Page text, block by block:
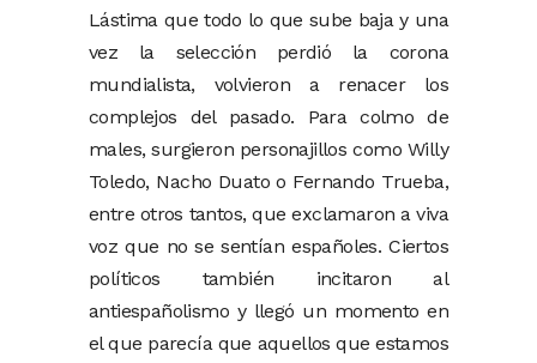
Lástima que todo lo que sube baja y una
vez la selección perdió la corona
mundialista, volvieron a renacer los
complejos del pasado. Para colmo de
males, surgieron personajillos como Willy
Toledo, Nacho Duato o Fernando Trueba,
entre otros tantos, que exclamaron a viva
voz que no se sentían españoles. Ciertos
políticos también incitaron al
antiespañolismo y llegó un momento en
el que parecía que aquellos que estamos